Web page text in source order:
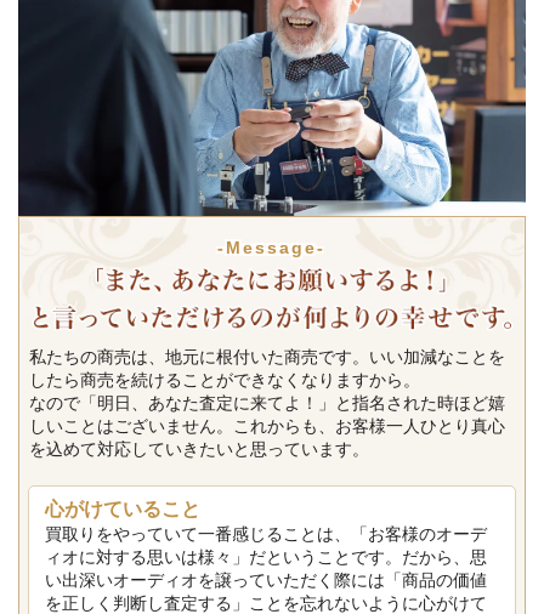
-Message-
私たちの商売は、地元に根付いた商売です。いい加減なことを
したら商売を続けることができなくなりますから。
なので「明日、あなた査定に来てよ！」と指名された時ほど嬉
しいことはございません。これからも、お客様一人ひとり真心
を込めて対応していきたいと思っています。
心がけていること
買取りをやっていて一番感じることは、「お客様のオーデ
ィオに対する思いは様々」だということです。だから、思
い出深いオーディオを譲っていただく際には「商品の価値
を正しく判断し査定する」ことを忘れないように心がけて